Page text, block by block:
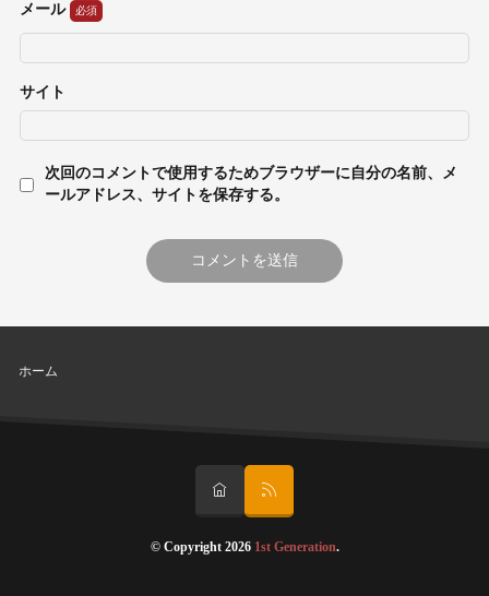
メール
サイト
次回のコメントで使用するためブラウザーに自分の名前、メ
ールアドレス、サイトを保存する。
ホーム
© Copyright 2026 1st Generation.